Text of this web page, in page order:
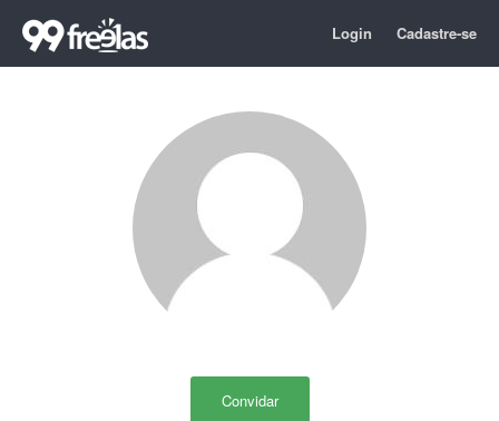
Login Cadastre-se
Convidar